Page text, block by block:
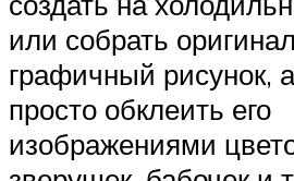
или собрать
графичный рисунок,
просто обклеить его
изображениями